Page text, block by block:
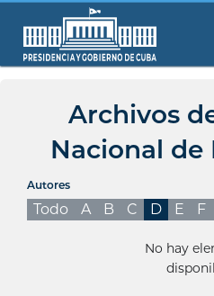
Archivos
Nacional de
Autores
Todo A B C D E F
No hay